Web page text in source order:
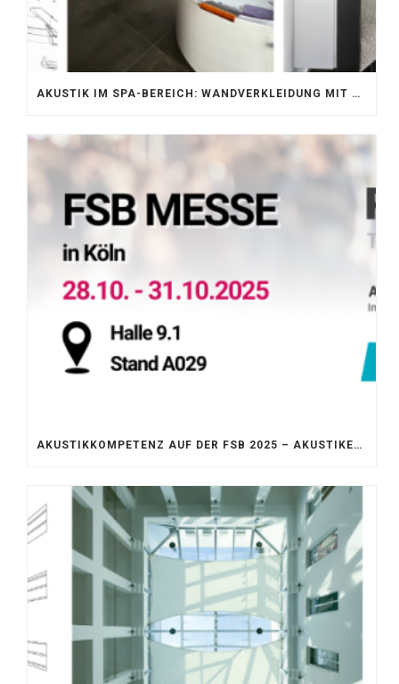
AKUSTIK IM SPA-BEREICH: WANDVERKLEIDUNG MIT SILENTPROTECT CORE
AKUSTIKKOMPETENZ AUF DER FSB 2025 – AKUSTIKELEMENTE FÜR DIE LEBENSRÄUME VON MORGEN